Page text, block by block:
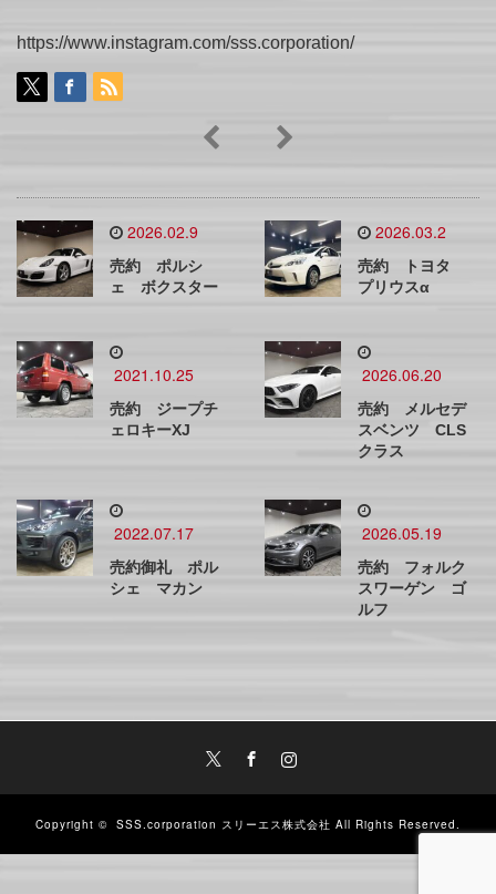
https://www.instagram.com/sss.corporation/
2026.02.9
売約 ポルシ
ェ ボクスター
2026.03.2
売約 トヨタ
プリウスα
2021.10.25
売約 ジープチ
ェロキーXJ
2026.06.20
売約 メルセデ
スベンツ CLS
クラス
2022.07.17
売約御礼 ポル
シェ マカン
2026.05.19
売約 フォルク
スワーゲン ゴ
ルフ
Instagram
Copyright © SSS.corporation スリーエス株式会社 All Rights Reserved.